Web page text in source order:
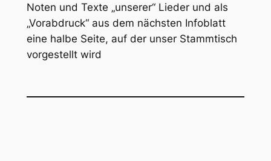
Noten und Texte „unserer“ Lieder und als
„Vorabdruck“ aus dem nächsten Infoblatt
eine halbe Seite, auf der unser Stammtisch
vorgestellt wird